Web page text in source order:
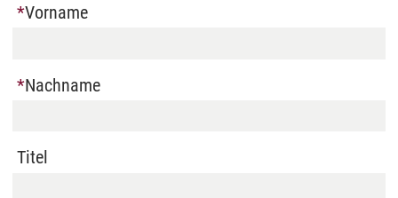
Vorname
Nachname
Titel